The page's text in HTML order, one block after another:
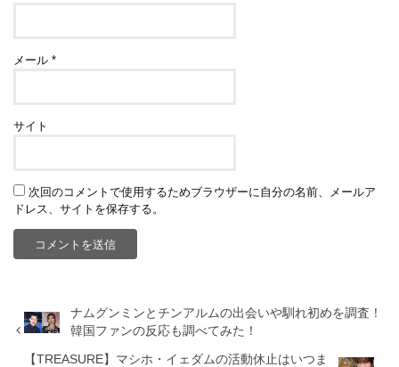
メール*
サイト
次回のコメントで使用するためブラウザーに自分の名前、メールア
ドレス、サイトを保存する。
ナムグンミンとチンアルムの出会いや馴れ初めを調査！
韓国ファンの反応も調べてみた！
【TREASURE】マシホ・イェダムの活動休止はいつま